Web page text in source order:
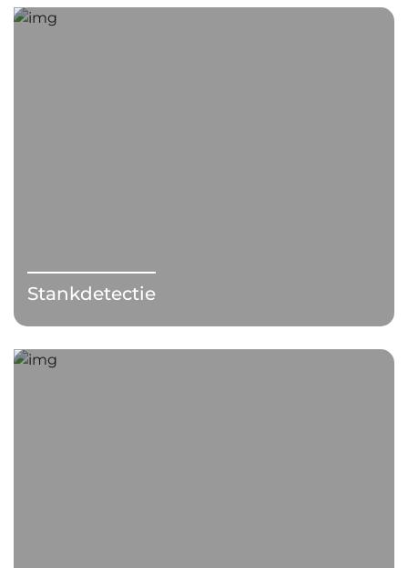
Stankdetectie